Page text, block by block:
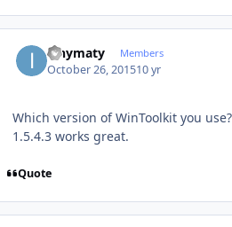
ianymaty Members
October 26, 201510 yr
Which version of WinToolkit you
1.5.4.3 works great.
Quote